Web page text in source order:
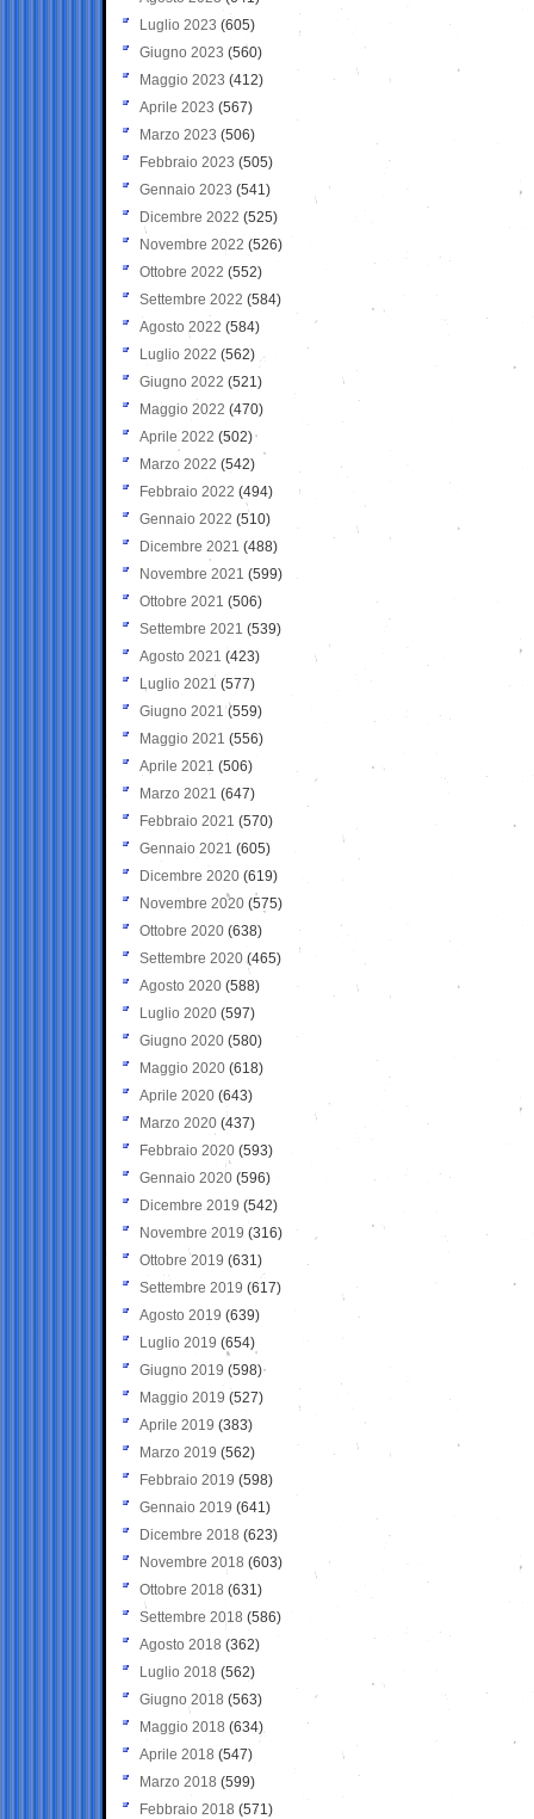
Luglio 2023 (605)
Giugno 2023 (560)
Maggio 2023 (412)
Aprile 2023 (567)
Marzo 2023 (506)
Febbraio 2023 (505)
Gennaio 2023 (541)
Dicembre 2022 (525)
Novembre 2022 (526)
Ottobre 2022 (552)
Settembre 2022 (584)
Agosto 2022 (584)
Luglio 2022 (562)
Giugno 2022 (521)
Maggio 2022 (470)
Aprile 2022 (502)
Marzo 2022 (542)
Febbraio 2022 (494)
Gennaio 2022 (510)
Dicembre 2021 (488)
Novembre 2021 (599)
Ottobre 2021 (506)
Settembre 2021 (539)
Agosto 2021 (423)
Luglio 2021 (577)
Giugno 2021(559)
Maggio 2021 (556)
Aprile 2021 (506)
Marzo 2021 (647)
Febbraio 2021 (570)
Gennaio 2021 (605)
Dicembre 2020 (619)
Novembre 2020 (575)
Ottobre 2020 (638)
Settembre 2020(465)
Agosto 2020 (588)
Luglio 2020 (597)
Giugno 2020 (580)
Maggio 2020 (618)
Aprile 2020 (643)
Marzo 2020 (437)
Febbraio 2020 (593)
Gennaio 2020 (596)
Dicembre 2019 (542)
Novembre 2019 (316)
Ottobre 2019 (631)
Settembre 2019 (617)
Agosto 2019 (639)
Luglio 2019 (654)
Giugno 2019 (598)
Maggio 2019 (527)
Aprile 2019 (383)
Marzo 2019 (562)
Febbraio 2019 (598)
Gennaio 2019 (641)
Dicembre 2018 (623)
Novembre 2018 (603)
Ottobre 2018 (631)
Settembre 2018 (586)
Agosto 2018 (362)
Luglio 2018 (562)
Giugno 2018 (563)
Maggio 2018 (634)
Aprile 2018 (547)
Marzo 2018 (599)
Febbraio 2018 (571)